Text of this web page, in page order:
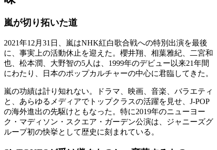
嵐が切り拓いた道
2021年12月31日、嵐はNHK紅白歌合戦への特別出演を最後
に、事実上の活動休止を迎えた。櫻井翔、相葉雅紀、二宮和
也、松本潤、大野智の5人は、1999年のデビュー以来21年間
にわたり、日本のポップカルチャーの中心に君臨してきた。
嵐の功績は計り知れない。ドラマ、映画、音楽、バラエティ
と、あらゆるメディアでトップクラスの活躍を見せ、J-POP
の海外進出の先駆けともなった。特に2019年のニューヨー
ク・マディソン・スクエア・ガーデン公演は、ジャニーズグ
ループ初の快挙として歴史に刻まれている。